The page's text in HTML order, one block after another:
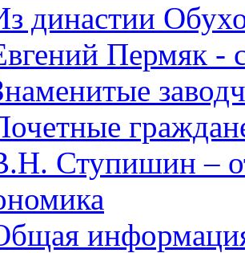
династии
Пермяк -
Ступишин –